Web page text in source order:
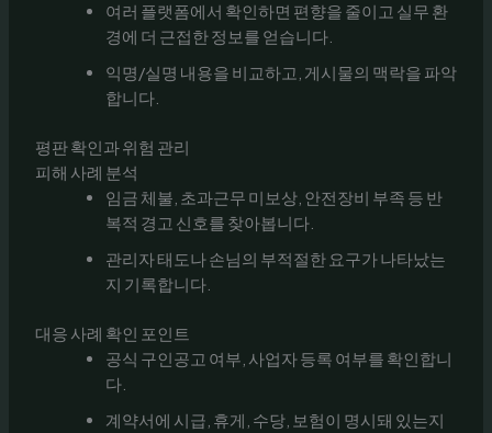
여러 플랫폼에서 확인하면 편향을 줄이고 실무 환
경에 더 근접한 정보를 얻습니다.
익명/실명 내용을 비교하고, 게시물의 맥락을 파악
합니다.
평판 확인과 위험 관리
피해 사례 분석
임금 체불, 초과근무 미보상, 안전장비 부족 등 반
복적 경고 신호를 찾아봅니다.
관리자 태도나 손님의 부적절한 요구가 나타났는
지 기록합니다.
대응 사례 확인 포인트
공식 구인공고 여부, 사업자 등록 여부를 확인합니
다.
계약서에 시급, 휴게, 수당, 보험이 명시돼 있는지